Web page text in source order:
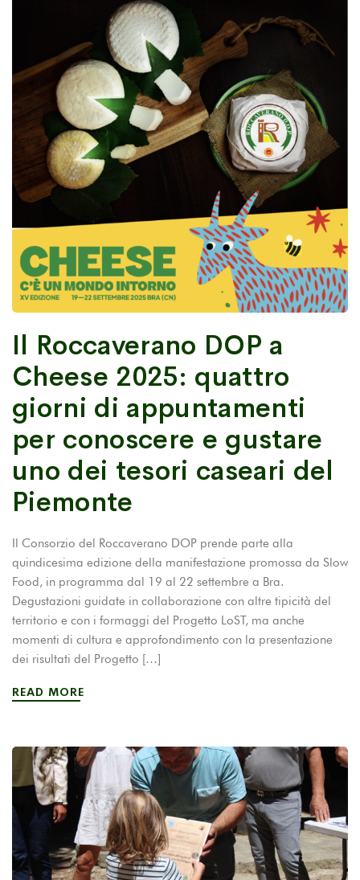
Il Roccaverano DOP a
Cheese 2025: quattro
giorni di appuntamenti
per conoscere e gustare
uno dei tesori caseari del
Piemonte
Il Consorzio del Roccaverano DOP prende parte alla
quindicesima edizione della manifestazione promossa da Slow
Food, in programma dal 19 al 22 settembre a Bra.
Degustazioni guidate in collaborazione con altre tipicità del
territorio e con i formaggi del Progetto LoST, ma anche
momenti di cultura e approfondimento con la presentazione
dei risultati del Progetto […]
READ MORE